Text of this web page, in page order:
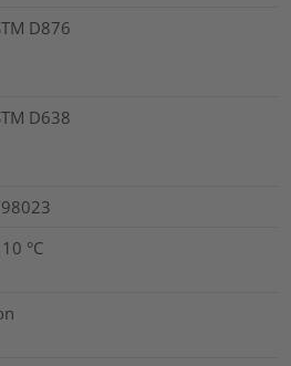
D876
D638
°C